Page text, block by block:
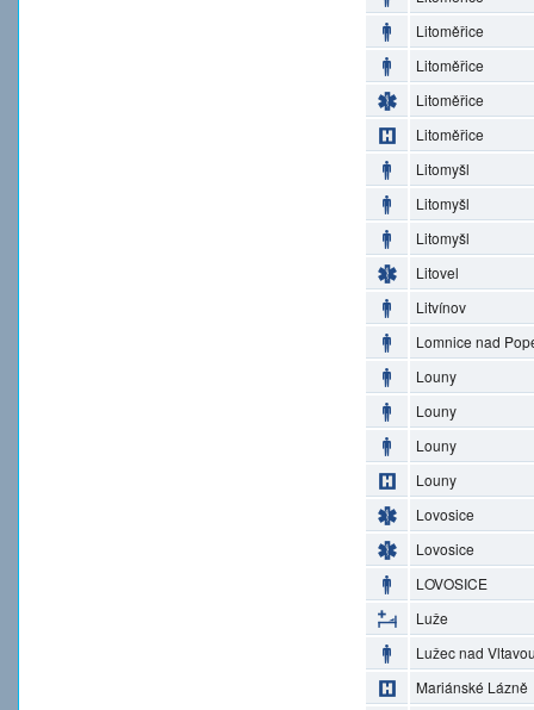
Litoměřice
Litoměřice
Litoměřice
Litoměřice
Litomyšl
Litomyšl
Litomyšl
Litovel
Litvínov
Lomnice nad
Louny
Louny
Louny
Louny
Lovosice
Lovosice
LOVOSICE
Luže
Lužec nad
Mariánské Lázně